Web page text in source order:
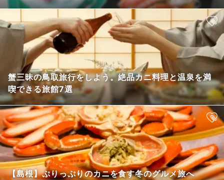
蟹三昧の鳥取旅行をしよう。絶品カニ料理と温泉を満
喫できる旅館7選
【島根】ぷりっぷりのカニを食す冬のグルメ旅へ